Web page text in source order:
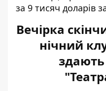
за 9 тисяч доларів
Вечірка
нічний